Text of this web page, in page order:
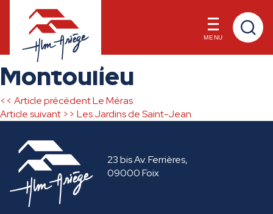
Skip
to
content
MENU
Montoulieu
Navigation
de
l’article
<< Article précédentLe Méras
Article suivant >> Les Jardins de Saint-Jean
23 bis Av. Ferrières,
09000 Foix